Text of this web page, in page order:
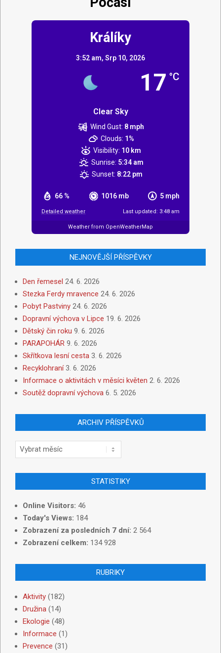
Králíky
3:52 am, Srp 10, 2026
17 °C
Clear Sky
66 % 1016 mb 5 mph
Wind Gust: 8 mph
Clouds: 1%
Visibility: 10 km
Sunrise: 5:34 am
Sunset: 8:22 pm
Detailed weather Last updated: 3:48 am
Weather from OpenWeatherMap
NEJNOVĚJŠÍ PŘÍSPĚVKY
Den řemesel 24. 6. 2026
Stezka Ferdy mravence 24. 6. 2026
Pobyt Pastviny 24. 6. 2026
Dopravní výchova v Lipce 19. 6. 2026
Dětský čin roku 9. 6. 2026
PARAPOHÁR 9. 6. 2026
Skřítkova lesní cesta 3. 6. 2026
Recyklohraní 3. 6. 2026
Informace o aktivitách v měsíci květen 2. 6. 2026
Soutěž dopravní výchova 6. 5. 2026
ARCHIV PŘÍSPĚVKŮ
STATISTIKY
Online Visitors: 46
Today's Views: 184
Zobrazení za posledních 7 dní: 2 564
Zobrazení celkem: 134 928
RUBRIKY
Aktivity (182)
Družina (14)
Ekologie (48)
Informace (1)
Prevence (31)